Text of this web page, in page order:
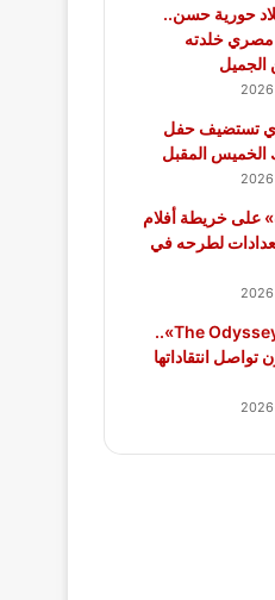
حورية حسن..
خلدته
الجميل
تستضيف حفل
المقبل
على خريطة أفلام
لطرحه في
جدل حول «The Odyssey»..
تواصل انتقاداتها